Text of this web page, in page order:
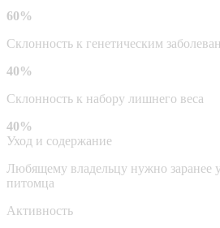
60%
Склонность к генетическим
40%
Склонность к набору лишнего веса
40%
Уход и содержание
Любящему владельцу нужно заранее
питомца
Активность